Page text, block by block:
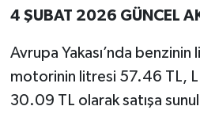
4 ŞUBAT 2026 GÜNCEL
Avrupa Yakası’nda
motorinin litresi 57.46 TL,
30.09 TL olarak satışa